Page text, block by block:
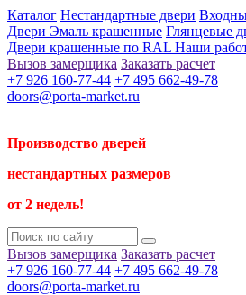
Каталог Нестандартные двери
Двери Эмаль крашенные Глянцевые
Двери крашенные по RAL Наши
Вызов замерщика Заказать расчет
+7 926 160-77-44 +7 495 662-49-78
doors@porta-market.ru
Производство дверей
нестандартных размеров
от 2 недель!
Вызов замерщика Заказать расчет
+7 926 160-77-44 +7 495 662-49-78
doors@porta-market.ru